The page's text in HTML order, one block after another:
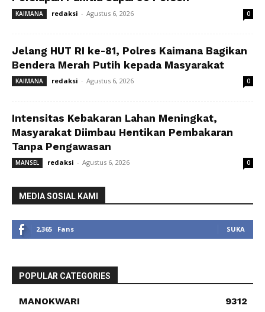
KAIMANA redaksi - Agustus 6, 2026 0
Jelang HUT RI ke-81, Polres Kaimana Bagikan
Bendera Merah Putih kepada Masyarakat
KAIMANA redaksi - Agustus 6, 2026 0
Intensitas Kebakaran Lahan Meningkat,
Masyarakat Diimbau Hentikan Pembakaran
Tanpa Pengawasan
MANSEL redaksi - Agustus 6, 2026 0
MEDIA SOSIAL KAMI
2,365 Fans SUKA
POPULAR CATEGORIES
MANOKWARI
9312